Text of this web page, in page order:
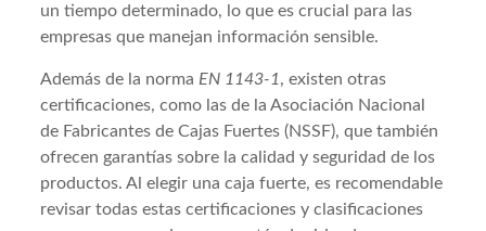
un tiempo determinado, lo que es crucial para las
empresas que manejan información sensible.
Además de la norma EN 1143-1, existen otras
certificaciones, como las de la Asociación Nacional
de Fabricantes de Cajas Fuertes (NSSF), que también
ofrecen garantías sobre la calidad y seguridad de los
productos. Al elegir una caja fuerte, es recomendable
revisar todas estas certificaciones y clasificaciones